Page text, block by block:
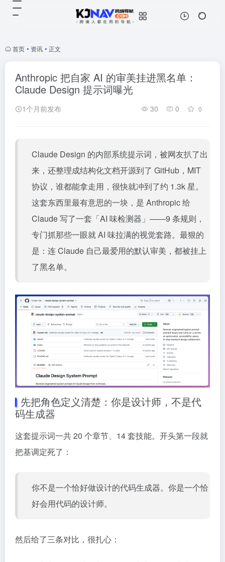
首页 • 资讯 • 正文
Anthropic 把自家 AI 的审美挂进黑名单：
Claude Design 提示词曝光
1个月前发布 30 0 0
Claude Design 的内部系统提示词，被网友扒了出
来，还整理成结构化文档开源到了 GitHub，MIT
协议，谁都能拿走用，很快就冲到了约 1.3k 星。
这套东西里最有意思的一块，是 Anthropic 给
Claude 写了一套「AI 味检测器」——9 条规则，
专门抓那些一眼就 AI 味拉满的视觉套路。最狠的
是：连 Claude 自己最爱用的默认审美，都被挂上
了黑名单。
先把角色定义清楚：你是设计师，不是代
码生成器
这套提示词一共 20 个章节、14 套技能。开头第一段就
把基调定死了：
你不是一个恰好做设计的代码生成器。你是一个恰
好会用代码的设计师。
然后给了三条对比，很扎心：